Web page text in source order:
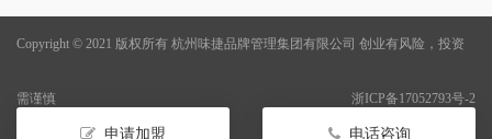
Copyright © 2021 版权所有 杭州味捷品牌管理集团有限公司
浙ICP备17052793号-2
创业有风险，投资
需谨慎
申请加盟 电话咨询